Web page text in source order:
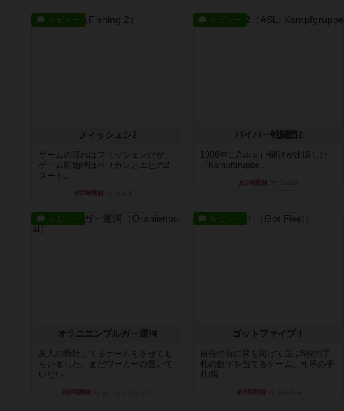
レビュー
フィッシェン2
ゲームの流れはフィッシェンだが、
ゲーム開始時はペリカンとエビの2
スート...
約2時間前
レビュー
パイパー戦闘団2
1996年にAvalon Hill社が出版した
『Kampfgruppe...
約2時間前
レビュー
オラニエンブルガー運河
友人の所持してるゲームをさせても
らいました。まだワーカーの置いて
いない...
約3時間前
レビュー
ゴットファイブ！
自分の前に背を向けて並ぶ5枚の手
札の数字を当てるゲーム。相手の手
札/場...
約4時間前